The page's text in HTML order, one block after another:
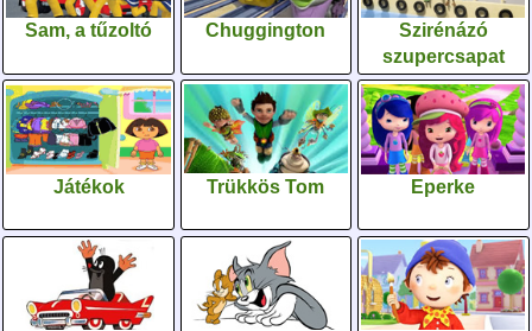
Sam, a tűzoltó Chuggington
Szirénázó
szupercsapat
Játékok Trükkös Tom Eperke